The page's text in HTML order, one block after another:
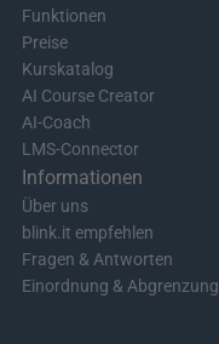
Funktionen
Preise
Kurskatalog
AI Course Creator
AI-Coach
LMS-Connector
Informationen
Über uns
blink.it empfehlen
Fragen & Antworten
Einordnung & Abgrenzung